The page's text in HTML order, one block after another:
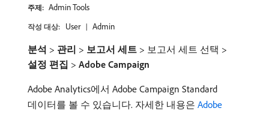
주제: Admin Tools
작성 대상: User Admin
분석 > 관리 > 보고서 세트 > 보고서 세트 선택 >
설정 편집 > Adobe Campaign
Adobe Analytics에서 Adobe Campaign Standard
데이터를 볼 수 있습니다. 자세한 내용은 Adobe